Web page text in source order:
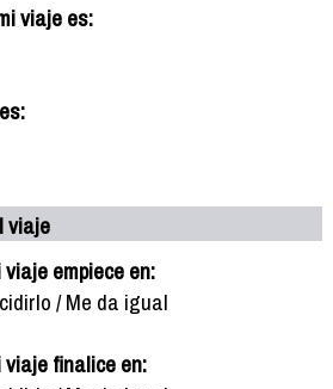
viaje es:
viaje
empiece en:
/ Me da igual
finalice en: